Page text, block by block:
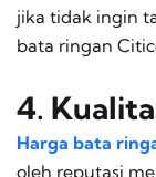
jika tidak ingin
bata ringan
4.
Harga bata
oleh reputasi